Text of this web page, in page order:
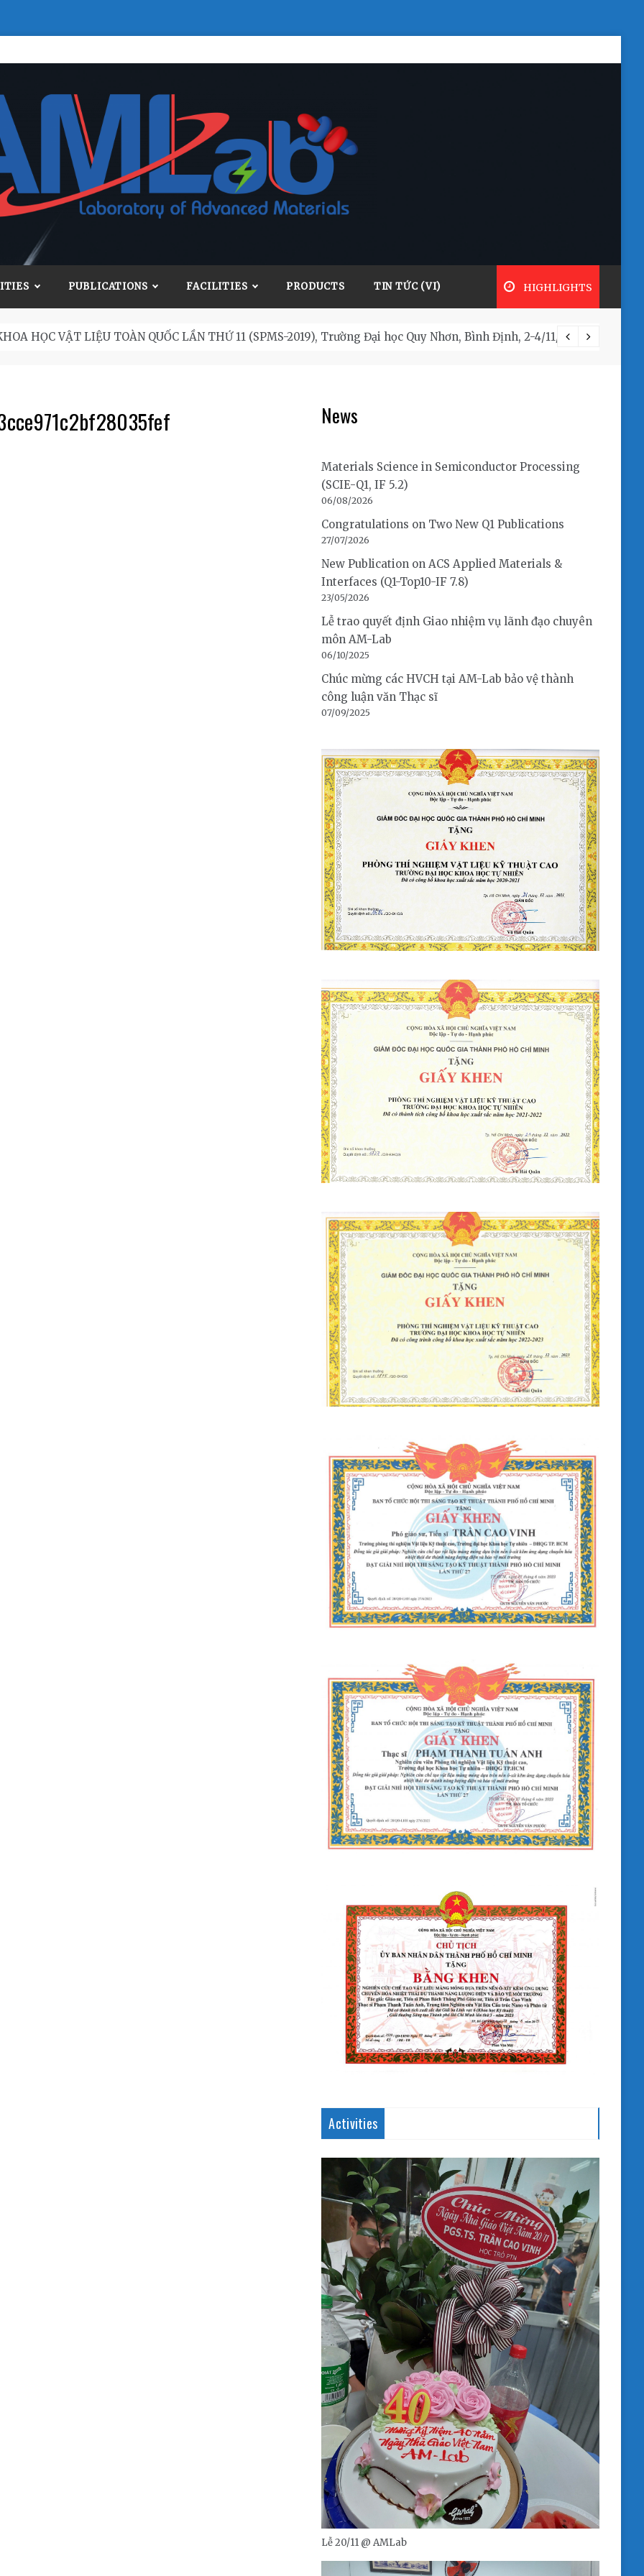
PUBLICATIONS FACILITIES PRODUCTS TIN TỨC (VI) HIGHLIGHTS
HỌC VẬT LIỆU TOÀN QUỐC LẦN THỨ 11 (SPMS-2019), Trường Đại học Quy Nhơn, Bình Định, 2-4/11/2019
News
Materials Science in Semiconductor Processing
(SCIE-Q1, IF 5.2)
06/08/2026
Congratulations on Two New Q1 Publications
27/07/2026
New Publication on ACS Applied Materials &
Interfaces (Q1-Top10-IF 7.8)
23/05/2026
Lễ trao quyết định Giao nhiệm vụ lãnh đạo chuyên
môn AM-Lab
06/10/2025
Chúc mừng các HVCH tại AM-Lab bảo vệ thành
công luận văn Thạc sĩ
07/09/2025
Activities
Lễ 20/11 @ AMLab